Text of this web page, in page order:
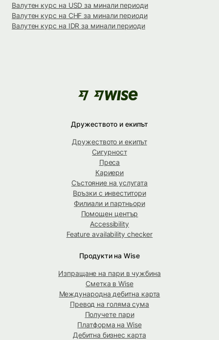
Валутен курс на USD за минали периоди
Валутен курс на CHF за минали периоди
Валутен курс на IDR за минали периоди
Дружеството и екипът
Дружеството и екипът
Сигурност
Преса
Кариери
Състояние на услугата
Връзки с инвеститори
Филиали и партньори
Помощен център
Accessibility
Feature availability checker
Продукти на Wise
Изпращане на пари в чужбина
Сметка в Wise
Международна дебитна карта
Превод на голяма сума
Получете пари
Платформа на Wise
Дебитна бизнес карта